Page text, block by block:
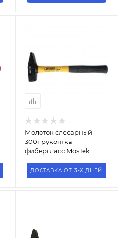
Молоток слесарный
300г рукоятка
фибергласс MosTek
ДОСТАВКА ОТ 3-Х ДНЕЙ